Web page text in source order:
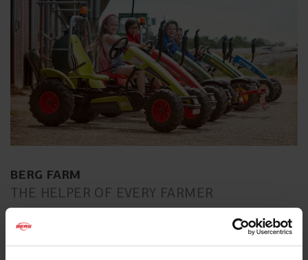
BERG FARM
THE HELPER OF EVERY FARMER
Waar vind je zoveel ruimte als op een boerderij? Met de
BERG Farm skelters ga je mooie avonturen beleven. Het
ontwerp is gebaseerd op echte tractormerken en heeft ook